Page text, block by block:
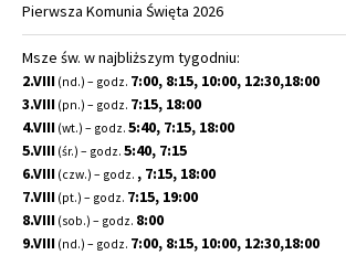
Pierwsza Komunia Święta 2026
Msze św. w najbliższym tygodniu:
2.VIII (nd.) – godz. 7:00, 8:15, 10:00, 12:30,18:00
3.VIII (pn.) – godz. 7:15, 18:00
4.VIII (wt.) – godz. 5:40, 7:15, 18:00
5.VIII (śr.) – godz. 5:40, 7:15
6.VIII (czw.) – godz. , 7:15, 18:00
7.VIII (pt.) – godz. 7:15, 19:00
8.VIII (sob.) – godz. 8:00
9.VIII (nd.) – godz. 7:00, 8:15, 10:00, 12:30,18:00